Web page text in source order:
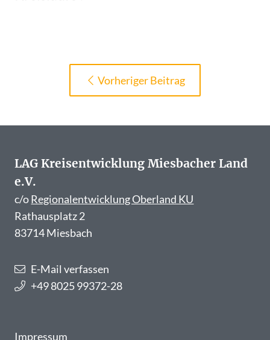
Vorheriger Beitrag
LAG Kreisentwicklung Miesbacher Land
e.V.
c/oRegionalentwicklung Oberland KU
Rathausplatz 2
83714 Miesbach
E-Mail verfassen
+49 8025 99372-28
Impressum